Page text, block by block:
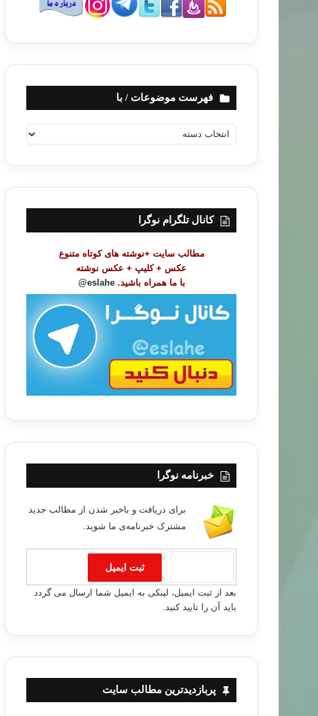
صلح جهانی نزد سید قطب
فهرست موضوعات / با
ه
ت
ض
کانال تلگرام نوگرا
مطالب سایت +نوشته های کوتاه متنوع
عکس + کلیپ + عکس نوشته
با ما همراه باشید. eslahe@
خبرنامه نوگرا
برای دریافت و باخبر شدن از مطالب جدید
مشترک خبرنامه‌ی ما شوید.
بعد از ثبت ایمیل، لینکی به ایمیل شما ارسال می گردد
باید آن را تایید کنید.
پربازدیدترین مطالب سایت